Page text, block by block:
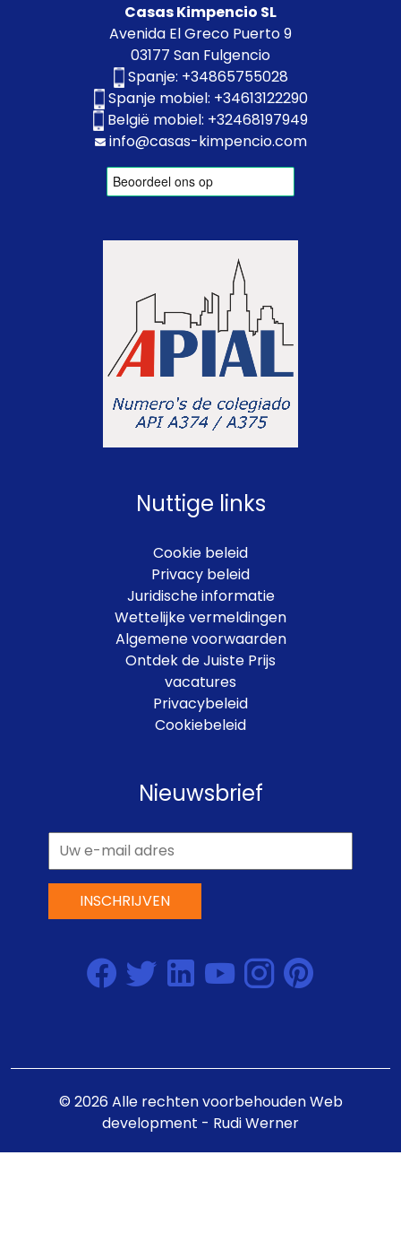
Casas Kimpencio SL
Avenida El Greco Puerto 9
03177 San Fulgencio
Spanje: +34865755028
Spanje mobiel: +34613122290
België mobiel: +32468197949
info@casas-kimpencio.com
Nuttige links
Cookie beleid
Privacy beleid
Juridische informatie
Wettelijke vermeldingen
Algemene voorwaarden
Ontdek de Juiste Prijs
vacatures
Privacybeleid
Cookiebeleid
Nieuwsbrief
INSCHRIJVEN
© 2026Alle rechten voorbehoudenWeb
development - Rudi Werner